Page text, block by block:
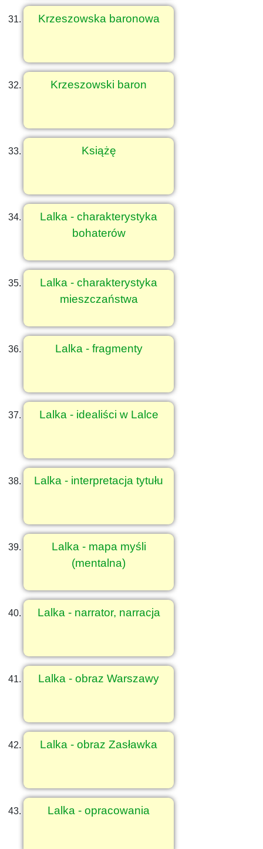
Krzeszowska baronowa
Krzeszowski baron
Książę
Lalka - charakterystyka
bohaterów
Lalka - charakterystyka
mieszczaństwa
Lalka - fragmenty
Lalka - idealiści w Lalce
Lalka - interpretacja tytułu
Lalka - mapa myśli
(mentalna)
Lalka - narrator, narracja
Lalka - obraz Warszawy
Lalka - obraz Zasławka
Lalka - opracowania